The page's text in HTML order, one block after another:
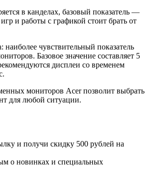
в канделах, базовый показатель —
и работы с графикой стоит брать от
наиболее чувствительный показатель
Базовое значение составляет 5
дисплеи со временем
мониторов Acer позволит выбрать
для любой ситуации.
и получи скидку 500 рублей на
о новинках и специальных